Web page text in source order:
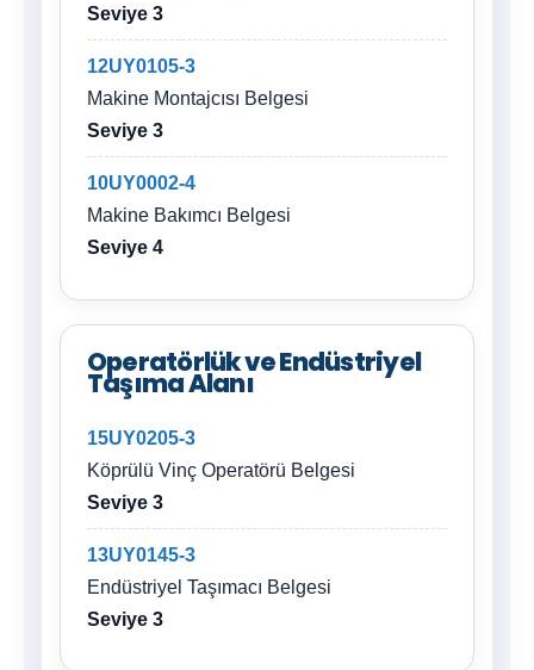
Seviye 3
12UY0105-3
Makine Montajcısı Belgesi
Seviye 3
10UY0002-4
Makine Bakımcı Belgesi
Seviye 4
Operatörlük ve Endüstriyel
Taşıma Alanı
15UY0205-3
Köprülü Vinç Operatörü Belgesi
Seviye 3
13UY0145-3
Endüstriyel Taşımacı Belgesi
Seviye 3